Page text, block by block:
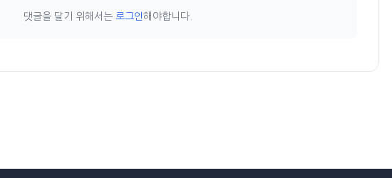
댓글을 달기 위해서는 로그인해야합니다.